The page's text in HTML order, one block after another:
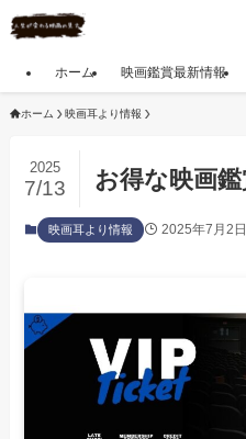
ホーム 映画鑑賞最新情報
ホーム 映画耳より情報
お得な映画
2025
7/13
映画耳より情報 2025年7月2日